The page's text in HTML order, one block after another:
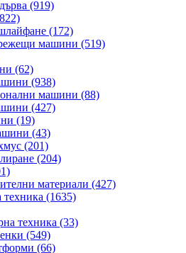
(919)
(172)
машини (519)
(62)
(938)
машини (88)
(427)
(19)
(43)
(201)
(204)
материали (427)
(1635)
техника (33)
(549)
(66)